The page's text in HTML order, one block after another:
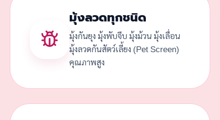
มุ้งลวดทุกชนิด
มุ้งกันยุง มุ้งพับจีบ มุ้งม้วน มุ้งเลื่อน
มุ้งลวดกันสัตว์เลี้ยง (Pet Screen)
คุณภาพสูง